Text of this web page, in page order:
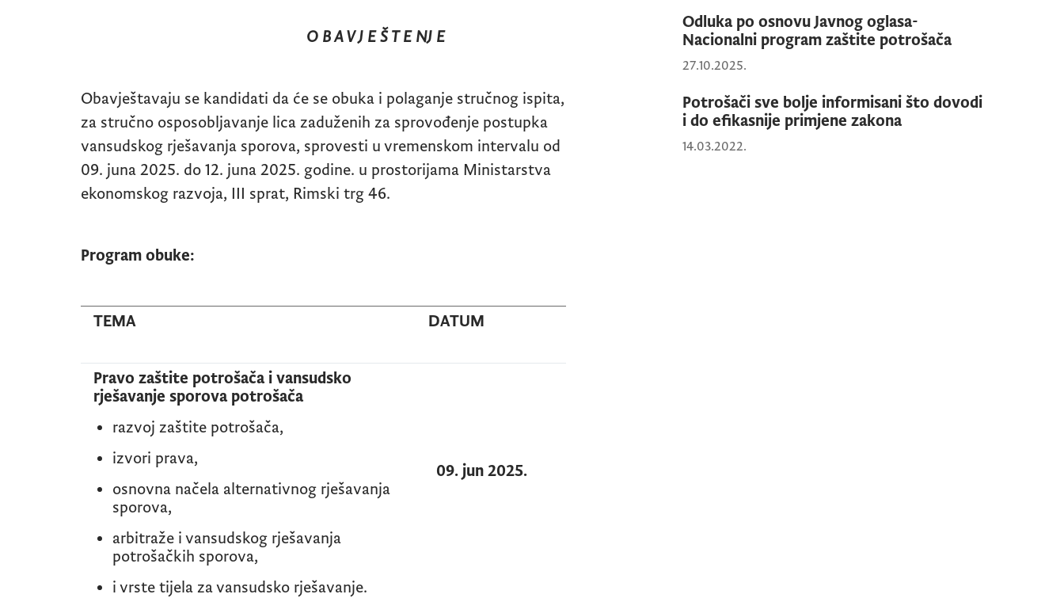
O B A V J E Š T E NJ E
Obavještavaju se kandidati da će se obuka i polaganje stručnog ispita,
za stručno osposobljavanje lica zaduženih za sprovođenje postupka
vansudskog rješavanja sporova, sprovesti u vremenskom intervalu od
09. juna 2025. do 12. juna 2025. godine. u prostorijama Ministarstva
ekonomskog razvoja, III sprat, Rimski trg 46.
Program obuke:
TEMA DATUM
Pravo zaštite potrošača i vansudsko
rješavanje sporova potrošača
razvoj zaštite potrošača,
izvori prava,
osnovna načela alternativnog rješavanja
sporova,
arbitraže i vansudskog rješavanja
potrošačkih sporova,
i vrste tijela za vansudsko rješavanje.
09. jun 2025.
Odluka po osnovu Javnog oglasa-
Nacionalni program zaštite potrošača
27.10.2025.
Potrošači sve bolje informisani što dovodi
i do efikasnije primjene zakona
14.03.2022.